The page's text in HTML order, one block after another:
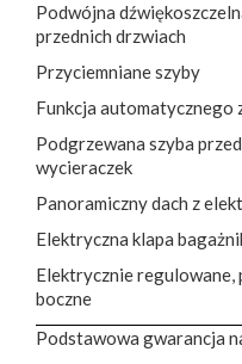
Podwójna
przednich drzwiach
Przyciemniane szyby
Funkcja automatycznego
Podgrzewana szyba
wycieraczek
Panoramiczny dach z
Elektryczna klapa
Elektrycznie regulowane,
boczne
Podstawowa gwarancja